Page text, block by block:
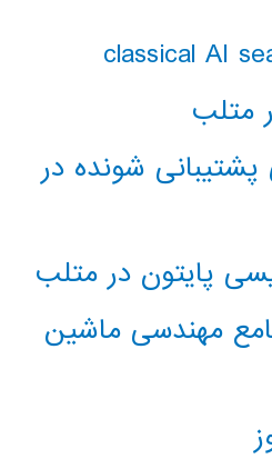
متلب
شونده در
پایتون در متلب
مهندسی ماشین